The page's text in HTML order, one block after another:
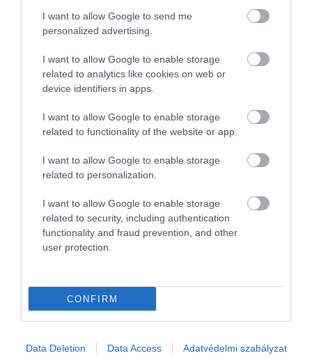
I want to allow Google to send me
personalized advertising.
I want to allow Google to enable storage
related to analytics like cookies on web or
device identifiers in apps.
I want to allow Google to enable storage
related to functionality of the website or app.
I want to allow Google to enable storage
related to personalization.
I want to allow Google to enable storage
related to security, including authentication
functionality and fraud prevention, and other
user protection.
CONFIRM
Data Deletion Data Access Adatvédelmi szabályzat
Ha egy anya el tudja érni,
hogy a fia a populáció nagy
hímjévé váljon, akkor ő lesz
az, aki a következő
generáció nagy részét nemzi
Egyetem munkatársa.
A delfinvadászat és a tengerek/óceánok
szennyezettsége miatt jelenleg mindössze 100 ezer
kardszárnyú delfin maradt fenn, ezért a
szakembereknek mindent meg kell azért, hogy
Forrás:BBC
Nyitókép: Shutterstock